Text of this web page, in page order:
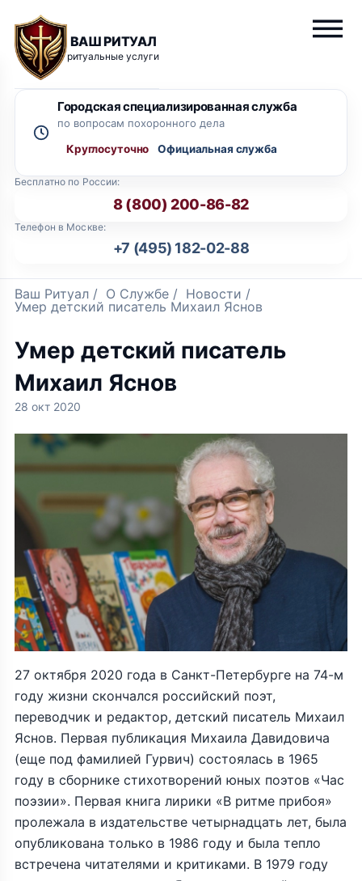
ВАШ РИТУАЛ
ритуальные услуги
Бесплатно по России:
8 (800) 200-86-82
Телефон в Москве:
+7 (495) 182-02-88
Городская специализированная служба
по вопросам похоронного дела
Круглосуточно
Ваш Ритуал / О Службе / Новости /
Умер детский писатель Михаил Яснов
Умер детский писатель
Михаил Яснов
28 окт 2020
27 октября 2020 года в Санкт-Петербурге на 74-м
году жизни скончался российский поэт,
переводчик и редактор, детский писатель Михаил
Яснов. Первая публикация Михаила Давидовича
(еще под фамилией Гурвич) состоялась в 1965
году в сборнике стихотворений юных поэтов «Час
поэзии». Первая книга лирики «В ритме прибоя»
пролежала в издательстве четырнадцать лет, была
опубликована только в 1986 году и была тепло
встречена читателями и критиками. В 1979 году